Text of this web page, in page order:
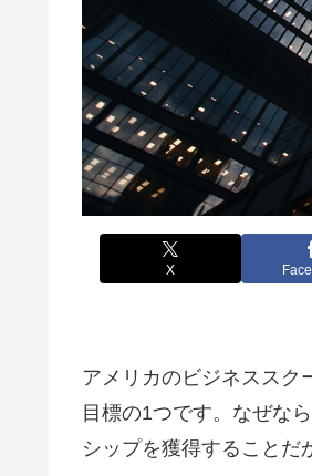
X
アメリカのビジネススク
目標の1つです。なぜな
シップを獲得することだ